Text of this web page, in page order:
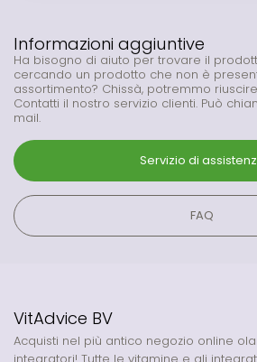
Informazioni aggiuntive
Ha bisogno di aiuto per trovare il
cercando un prodotto che non è
assortimento? Chissà, potremmo
Contatti il nostro servizio clienti. Può
mail.
Servizio di
FAQ
VitAdvice BV
Acquisti nel più antico negozio online
integratori! Tutte le vitamine e gli